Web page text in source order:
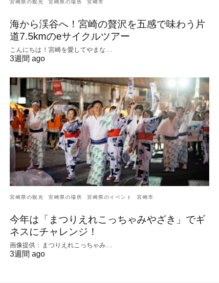
宮崎県の観光 宮崎県の場所 宮崎市
海から渓谷へ！宮崎の贅沢を五感で味わう片
道7.5kmのeサイクルツアー
こんにちは！宮崎を愛してやまな…
3週間 ago
宮崎県の観光 宮崎県の場所 宮崎県のイベント 宮崎市
今年は「まつりえれこっちゃみやざき」でギ
ネスにチャレンジ！
画像提供：まつりえれこっちゃみ…
3週間 ago